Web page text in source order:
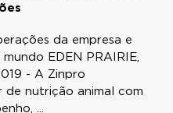
da empresa e
EDEN PRAIRIE,
- A Zinpro
nutrição animal com
...